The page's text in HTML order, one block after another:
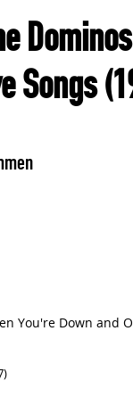
Dominos
Songs
You're Down and